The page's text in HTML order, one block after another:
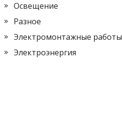
Освещение
Разное
Электромонтажные работы
Электроэнергия